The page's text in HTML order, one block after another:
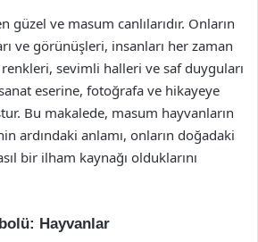
güzel ve masum canlılarıdır. Onların
ve görünüşleri, insanları her zaman
renkleri, sevimli halleri ve saf duyguları
eserine, fotoğrafa ve hikayeye
Bu makalede, masum hayvanların
ardındaki anlamı, onların doğadaki
bir ilham kaynağı olduklarını
Hayvanlar